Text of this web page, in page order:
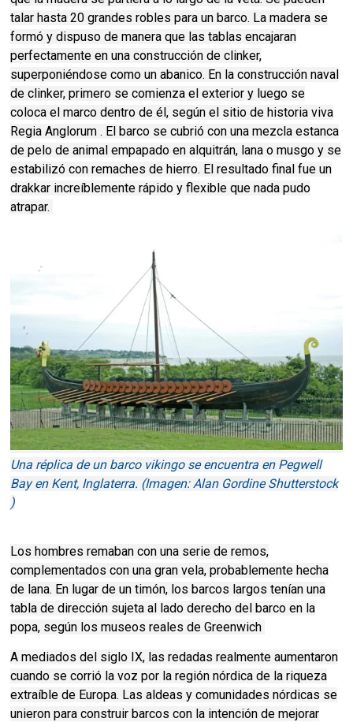
talar hasta 20 grandes robles para un barco. La madera se
formó y dispuso de manera que las tablas encajaran
perfectamente en una construcción de clinker,
superponiéndose como un abanico. En la construcción naval
de clinker, primero se comienza el exterior y luego se
coloca el marco dentro de él, según el sitio de historia viva
Regia Anglorum . El barco se cubrió con una mezcla estanca
de pelo de animal empapado en alquitrán, lana o musgo y se
estabilizó con remaches de hierro. El resultado final fue un
drakkar increíblemente rápido y flexible que nada pudo
atrapar.
Una réplica de un barco vikingo se encuentra en Pegwell
Bay en Kent, Inglaterra. (Imagen: Alan Gordine Shutterstock
)
Los hombres remaban con una serie de remos,
complementados con una gran vela, probablemente hecha
de lana. En lugar de un timón, los barcos largos tenían una
tabla de dirección sujeta al lado derecho del barco en la
popa, según los museos reales de Greenwich
A mediados del siglo IX, las redadas realmente aumentaron
cuando se corrió la voz por la región nórdica de la riqueza
extraíble de Europa. Las aldeas y comunidades nórdicas se
unieron para construir barcos con la intención de mejorar